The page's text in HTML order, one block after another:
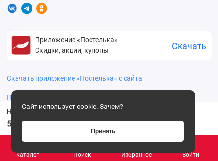
Каталог Поиск Избранное Войти
Носки женские 40 ден капроновые VIVA
59 .00 ₽
Сайт использует cookie. Зачем?
Принять
Приложение «Постелька»
Скидки, акции, купоны
Скачать
Скачать приложение «Постелька» с сайта
Политика конфиденциальности